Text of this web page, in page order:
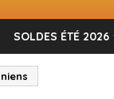
SOLDES ÉTÉ 2026